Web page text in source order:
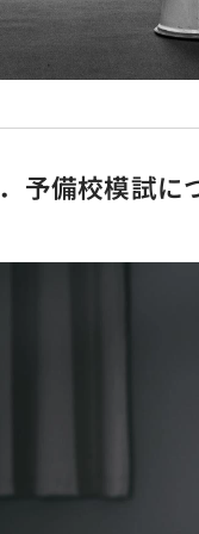
予備校模試に